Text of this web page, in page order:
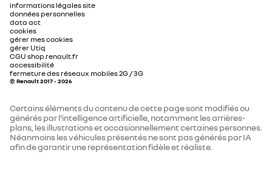
informations légales site
données personnelles
data act
cookies
gérer mes cookies
gérer Utiq
CGU shop.renault.fr
accessibilité
fermeture des réseaux mobiles 2G / 3G
© Renault 2017 - 2026
Certains éléments du contenu de cette page sont modifiés ou
générés par l'intelligence artificielle, notamment les arrières-
plans, les illustrations et occasionnellement certaines personnes.
Néanmoins les véhicules présentés ne sont pas générés par IA
afin de garantir une représentation fidèle et réaliste.